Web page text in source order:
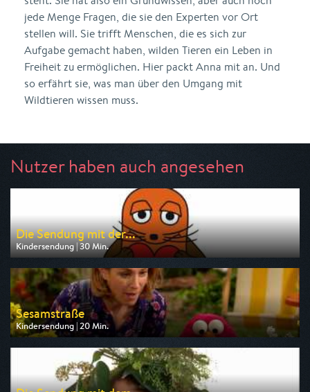
jede Menge Fragen, die sie den Experten vor Ort
stellen will. Sie trifft Menschen, die es sich zur
Aufgabe gemacht haben, wilden Tieren ein Leben in
Freiheit zu ermöglichen. Hier packt Anna mit an. Und
so erfährt sie, was man über den Umgang mit
Wildtieren wissen muss.
Nutzer haben auch angesehen
Die Sendung mit der...
Kindersendung | 30 Min.
Ausgestrahlt von ARD alpha
am 11.08.2026, 07:00
Sesamstraße
Kindersendung | 20 Min.
Ausgestrahlt von KiKA
am 10.08.2026, 07:45